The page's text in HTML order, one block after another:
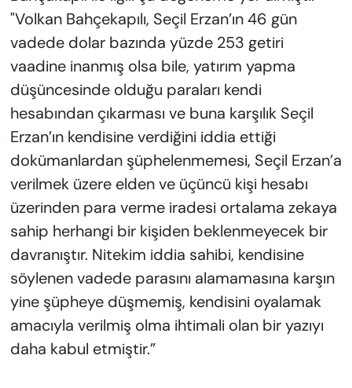
"Volkan Bahçekapılı, Seçil Erzan’ın 46 gün
vadede dolar bazında yüzde 253 getiri
vaadine inanmış olsa bile, yatırım yapma
düşüncesinde olduğu paraları kendi
hesabından çıkarması ve buna karşılık Seçil
Erzan’ın kendisine verdiğini iddia ettiği
dokümanlardan şüphelenmemesi, Seçil Erzan’a
verilmek üzere elden ve üçüncü kişi hesabı
üzerinden para verme iradesi ortalama zekaya
sahip herhangi bir kişiden beklenmeyecek bir
davranıştır. Nitekim iddia sahibi, kendisine
söylenen vadede parasını alamamasına karşın
yine şüpheye düşmemiş, kendisini oyalamak
amacıyla verilmiş olma ihtimali olan bir yazıyı
daha kabul etmiştir.”